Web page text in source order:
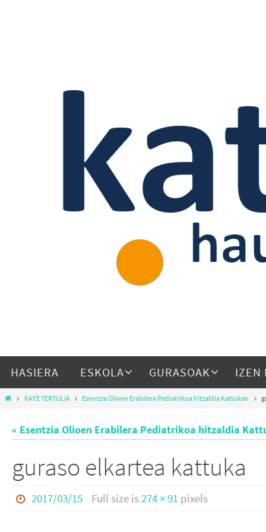
HASIERA ESKOLA GURASOAK IZEN
KAFE TERTULIA Esentzia Olioen Erabilera Pediatrikoa hitzaldia Kattukan
« Esentzia Olioen Erabilera Pediatrikoa hitzaldia
guraso elkartea kattuka
2017/03/15 Full size is274 × 91pixels